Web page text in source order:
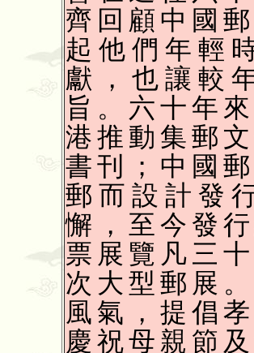
齊回顧中國
起他們年輕
獻，也讓較
旨。六十年
港推動集郵
書刊；中國
郵而設計發
懈，至今發
票展覽凡三
次大型郵展
風氣，提倡
慶祝母親節